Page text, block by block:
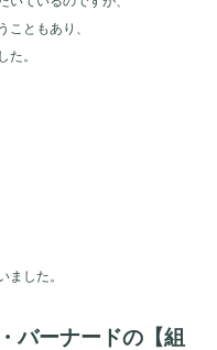
こともあり、
た。
ました。
バーナードの【組